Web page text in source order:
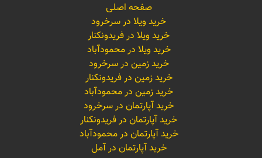
صفحه اصلی
خرید ویلا در سرخرود
خرید ویلا در فریدونکنار
خرید ویلا در محمودآباد
خرید زمین در سرخرود
خرید زمین در فریدونکنار
خرید زمین در محمودآباد
خرید آپارتمان در سرخرود
خرید آپارتمان در فریدونکنار
خرید آپارتمان در محمودآباد
خرید آپارتمان در آمل